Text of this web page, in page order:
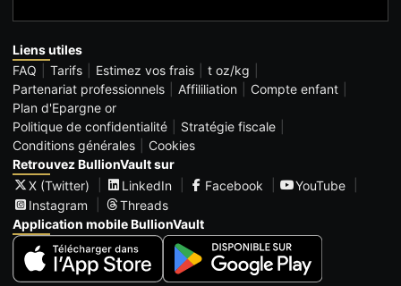
Liens utiles
FAQ
Tarifs Estimez vos frais
t oz/kg
Partenariat professionnels
Affililiation
Compte enfant
Plan d'Epargne or
Politique de confidentialité
Stratégie fiscale
Conditions générales
Cookies
Retrouvez BullionVault sur
X (Twitter)
LinkedIn Facebook
YouTube
Instagram
Threads
Application mobile BullionVault